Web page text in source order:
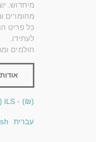
מיחדוש.
מחומרים
כל פריט
לעתידו.
חולמים
(₪) - ILS
עברית